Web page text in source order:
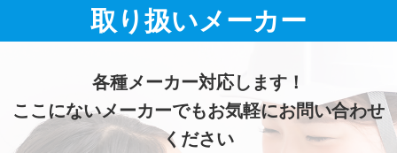
取り扱いメーカー
各種メーカー対応します！
ここにないメーカーでもお気軽にお問い合わせ
ください